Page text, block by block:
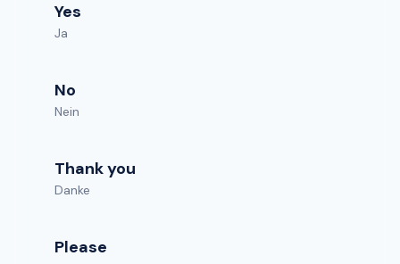
Yes
Ja
No
Nein
Thank you
Danke
Please